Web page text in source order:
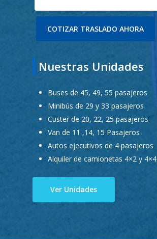
Nuestras Unidades
Buses de 45, 49, 55 pasajeros
Minibús de 29 y 33 pasajeros
Custer de 20, 22, 25 pasajeros
Van de 11 ,14, 15 Pasajeros
Autos ejecutivos de 4 pasajeros
Alquiler de camionetas 4×2 y 4×4
Ver Unidades